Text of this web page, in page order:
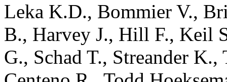
Leka K.D., Bommier V.,
B., Harvey J., Hill F., Keil
G., Schad T., Streander K.,